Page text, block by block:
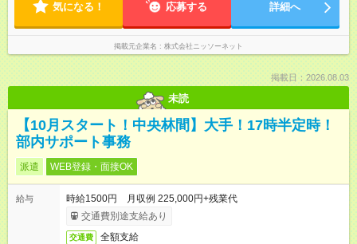
気になる！ 応募する 詳細へ
掲載元企業名 株式会社ニッソーネット
掲載日：2026.08.03
未読
【10月スタート！中央林間】大手！17時半定時！
部内サポート事務
派遣 WEB登録・面接OK
給与
時給1500円 月収例 225,000円+残業代
交通費別途支給あり
交通費 全額支給